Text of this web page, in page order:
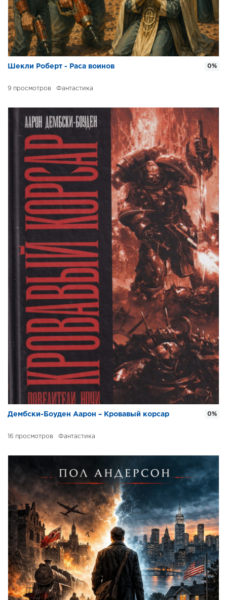
Шекли Роберт - Раса воинов
9 Фантастика
0%
Дембски-Боуден Аарон – Кровавый корсар
16 Фантастика
0%